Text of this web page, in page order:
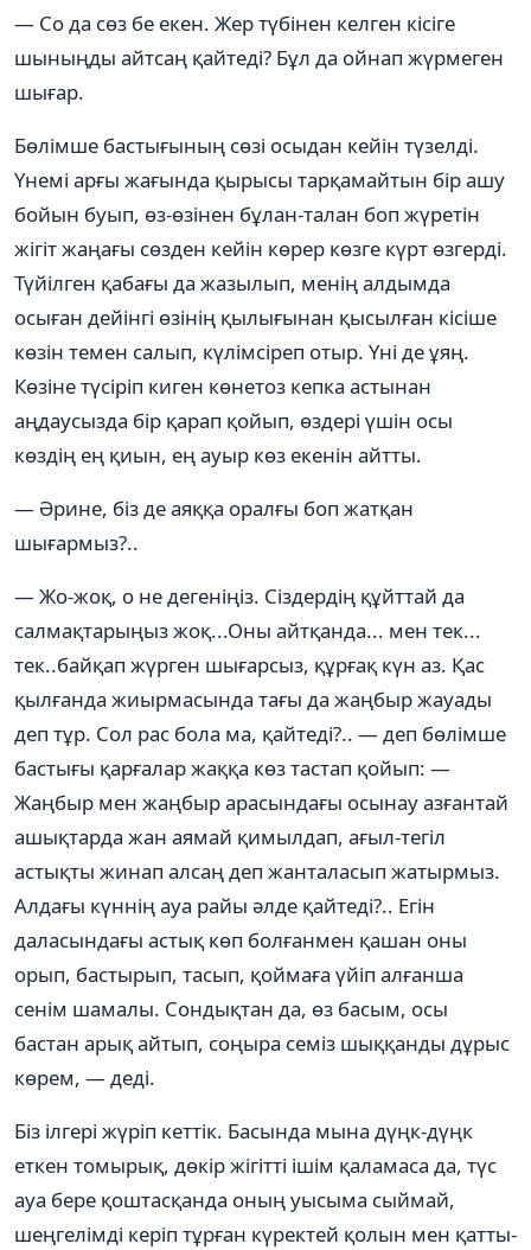
— Со да сөз бе екен. Жер түбінен келген кісіге
шыныңды айтсаң қайтеді? Бұл да ойнап жүрмеген
шығар.
Бөлімше бастығының сөзі осыдан кейін түзелді.
Үнемі арғы жағында қырысы тарқамайтын бір ашу
бойын буып, өз-өзінен бұлан-талан боп жүретін
жігіт жаңағы сөзден кейін көрер көзге күрт өзгерді.
Түйілген қабағы да жазылып, менің алдымда
осыған дейінгі өзінің қылығынан қысылған кісіше
көзін темен салып, күлімсіреп отыр. Үні де ұяң.
Көзіне түсіріп киген көнетоз кепка астынан
аңдаусызда бір қарап қойып, өздері үшін осы
көздің ең қиын, ең ауыр көз екенін айтты.
— Әрине, біз де аяққа оралғы боп жатқан
шығармыз?..
— Жо-жоқ, о не дегеніңіз. Сіздердің құйттай да
салмақтарыңыз жоқ...Оны айтқанда... мен тек...
тек..байқап жүрген шығарсыз, құрғақ күн аз. Қас
қылғанда жиырмасында тағы да жаңбыр жауады
деп тұр. Сол рас бола ма, қайтеді?.. — деп бөлімше
бастығы қарғалар жаққа көз тастап қойып: —
Жаңбыр мен жаңбыр арасындағы осынау азғантай
ашықтарда жан аямай қимылдап, ағыл-тегіл
астықты жинап алсаң деп жанталасып жатырмыз.
Алдағы күннің ауа райы әлде қайтеді?.. Егін
даласындағы астық көп болғанмен қашан оны
орып, бастырып, тасып, қоймаға үйіп алғанша
сенім шамалы. Сондықтан да, өз басым, осы
бастан арық айтып, соңыра семіз шыққанды дұрыс
көрем, — деді.
Біз ілгері жүріп кеттік. Басында мына дүңк-дүңк
еткен томырық, дөкір жігітті ішім қаламаса да, түс
ауа бере қоштасқанда оның уысыма сыймай,
шеңгелімді керіп тұрған күректей қолын мен қатты-